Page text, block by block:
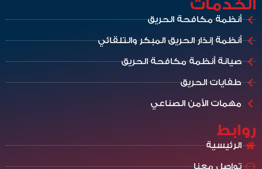
الخدمات
أنظمة مكافحة الحريق
أنظمة إنذار الحريق المبكر والتلقائي
صيانة أنظمة مكافحة الحريق
طفايات الحريق
مهمات الأمن الصناعي
روابط
الرئيسية
تواصل معنا